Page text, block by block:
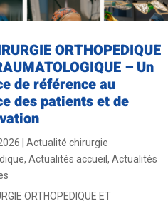
ORTHOPEDIQUE
– Un
de référence au
des patients et de
Actualité chirurgie
, Actualités accueil , Actualités
ORTHOPEDIQUE ET